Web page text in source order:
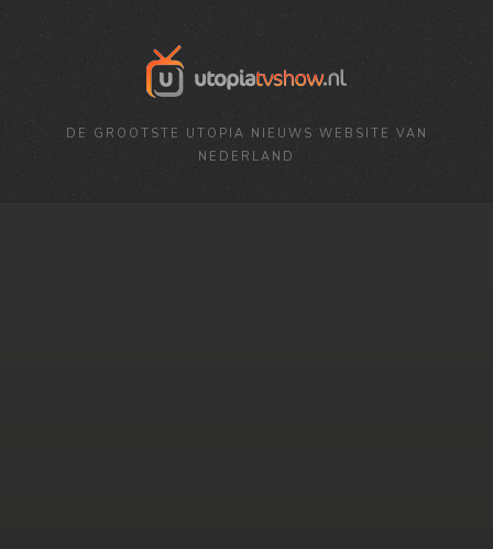
DE GROOTSTE UTOPIA NIEUWS WEBSITE VAN
NEDERLAND